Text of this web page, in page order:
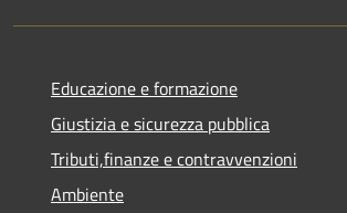
Educazione e formazione
Giustizia e sicurezza pubblica
Tributi,finanze e contravvenzioni
Ambiente